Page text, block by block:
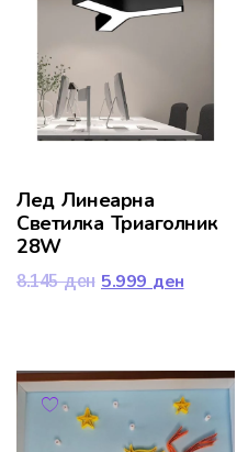
Лед Линеарна
Светилка Триаголник
28W
8.145ден 5.999 ден